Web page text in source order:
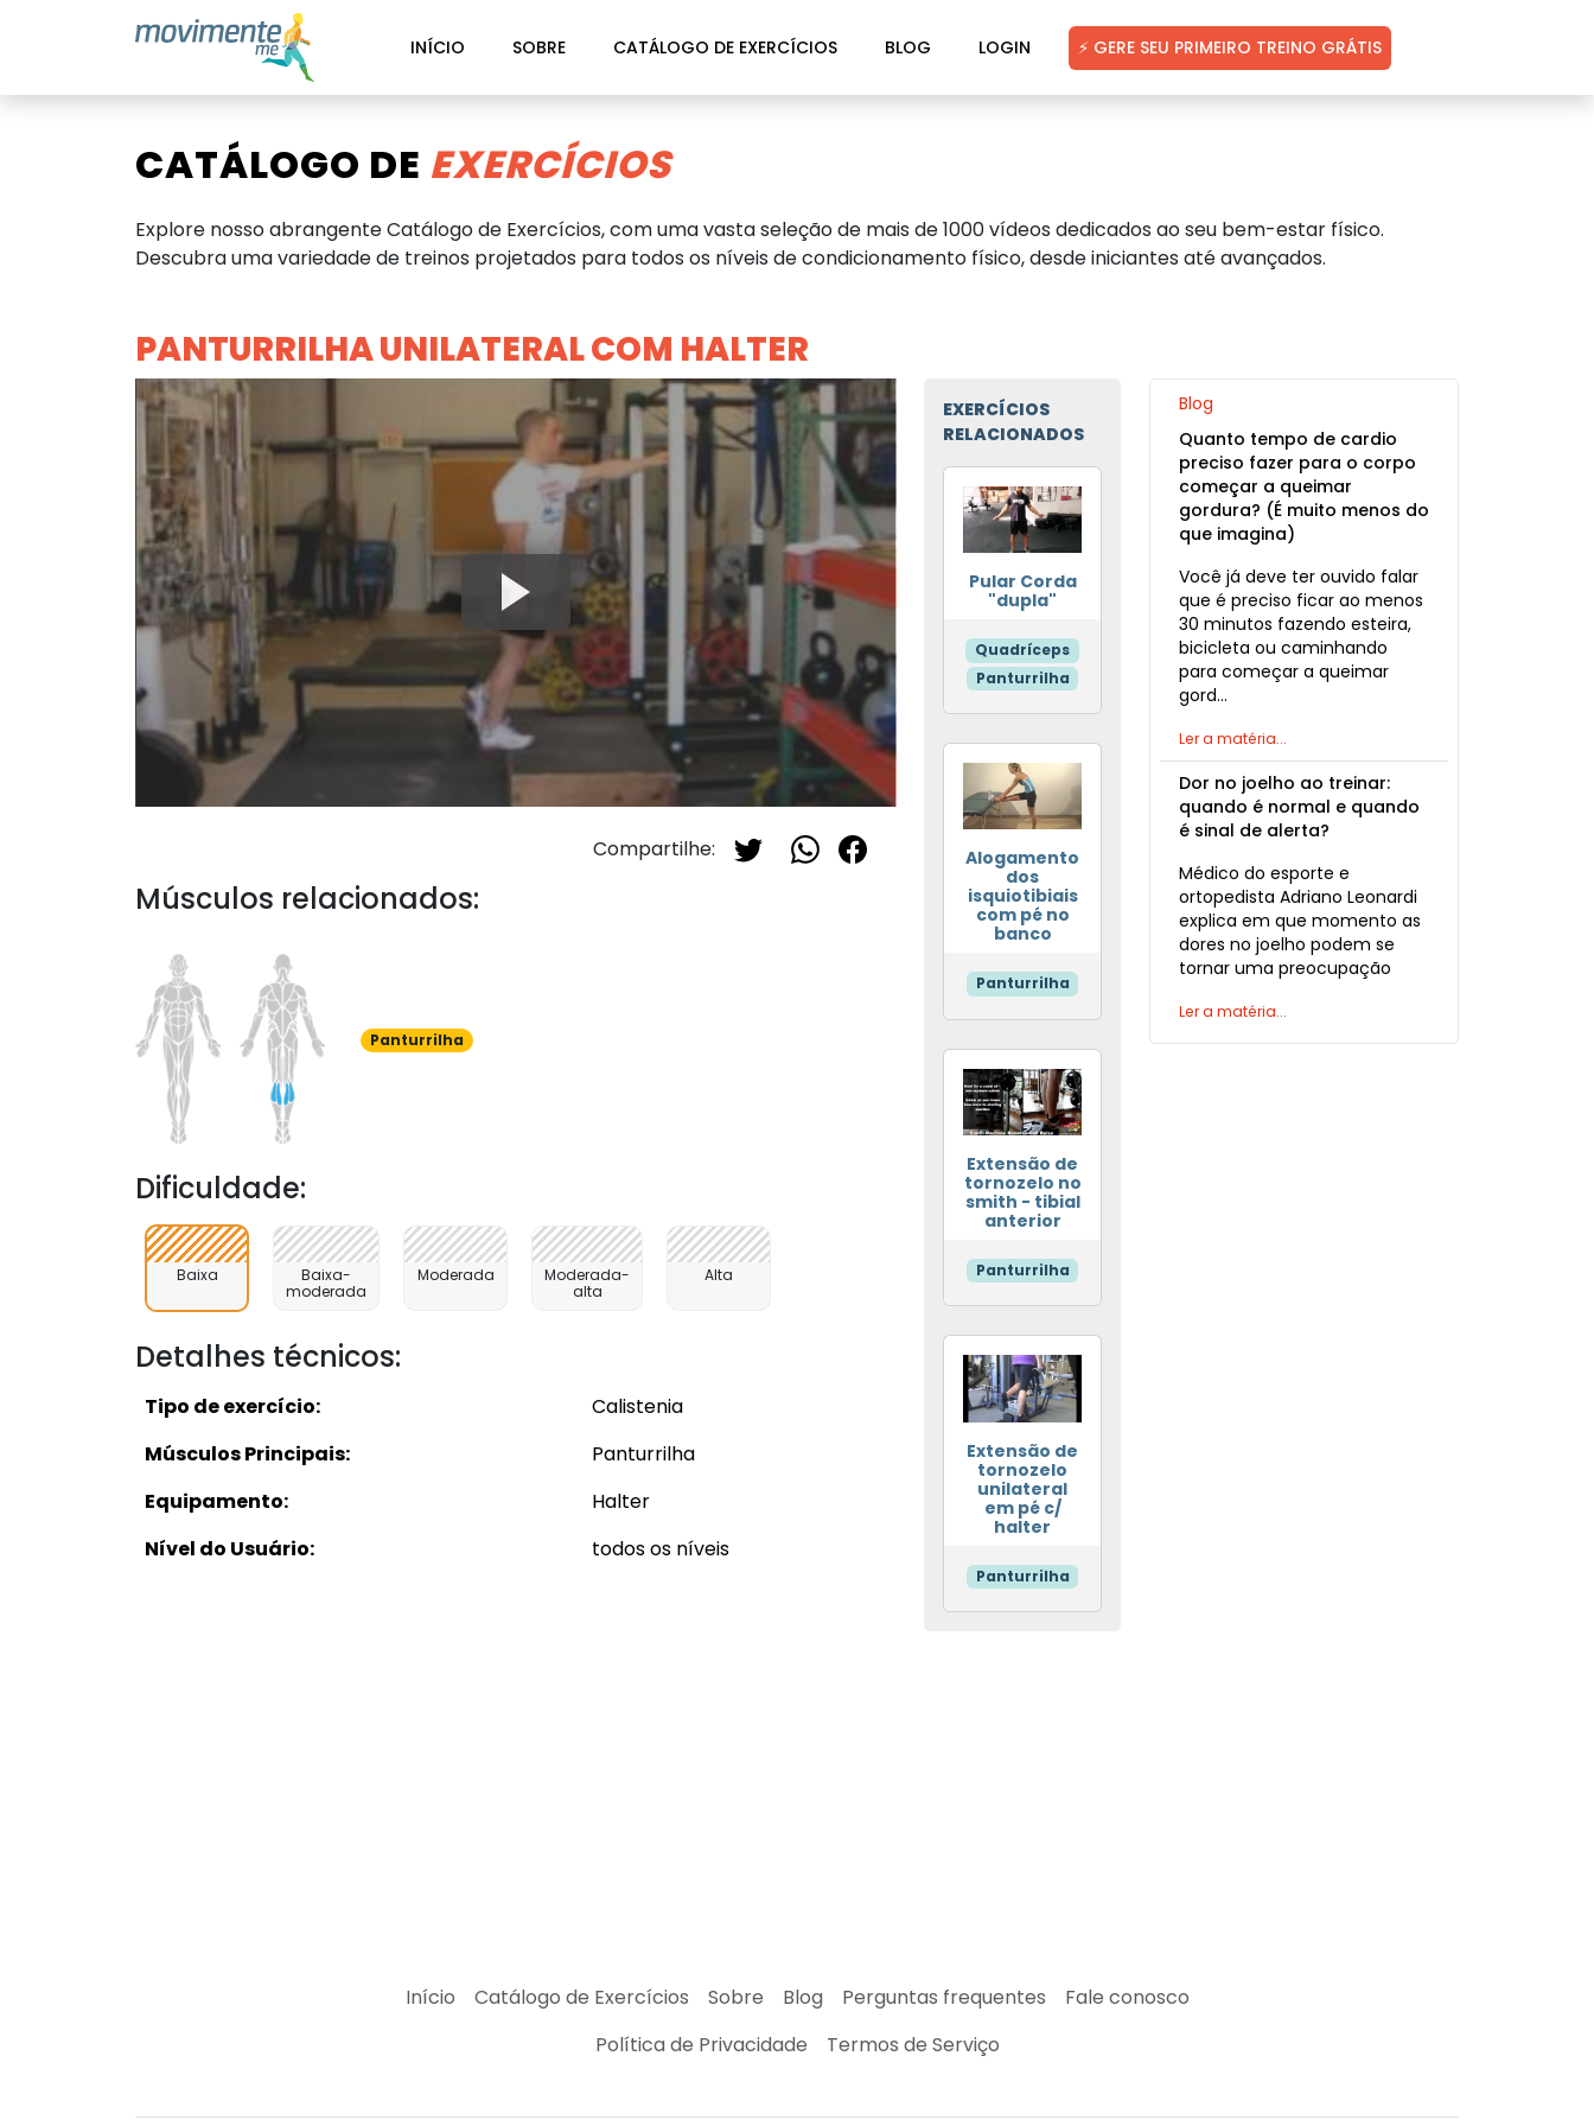
INÍCIO SOBRE CATÁLOGO DE EXERCÍCIOS BLOG LOGIN ⚡ GERE SEU PRIMEIRO TREINO GRÁTIS
CATÁLOGO DE EXERCÍCIOS
Explore nosso abrangente Catálogo de Exercícios, com uma vasta seleção de mais de 1000 vídeos dedicados ao seu bem-estar físico.
Descubra uma variedade de treinos projetados para todos os níveis de condicionamento físico, desde iniciantes até avançados.
PANTURRILHA UNILATERAL COM HALTER
Compartilhe:
Músculos relacionados:
Panturrilha
Dificuldade:
Baixa
Baixa-
moderada
Moderada
Moderada-
alta
Alta
Detalhes técnicos:
Tipo de exercício:
Calistenia
Músculos Principais:
Panturrilha
Equipamento:
Halter
Nível do Usuário:
todos os níveis
EXERCÍCIOS
RELACIONADOS
Pular Corda
"dupla"
Quadríceps
Panturrilha
Alogamento
dos
isquiotibiais
com pé no
banco
Panturrilha
Extensão de
tornozelo no
smith - tibial
anterior
Panturrilha
Extensão de
tornozelo
unilateral
em pé c/
halter
Panturrilha
Blog
Quanto tempo de cardio
preciso fazer para o corpo
começar a queimar
gordura? (É muito menos do
que imagina)
Você já deve ter ouvido falar
que é preciso ficar ao menos
30 minutos fazendo esteira,
bicicleta ou caminhando
para começar a queimar
gord…
Ler a matéria...
Dor no joelho ao treinar:
quando é normal e quando
é sinal de alerta?
Médico do esporte e
ortopedista Adriano Leonardi
explica em que momento as
dores no joelho podem se
tornar uma preocupação
Ler a matéria...
Início Catálogo de Exercícios Sobre Blog Perguntas frequentes
Fale conosco
Política de Privacidade
Termos de Serviço